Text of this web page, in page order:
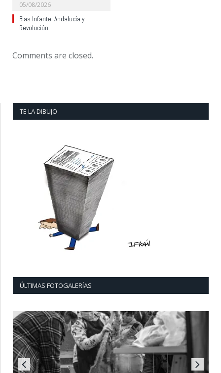
05/08/2026
Blas Infante: Andalucía y
Revolución.
Comments are closed.
TE LA DIBUJO
ÚLTIMAS FOTOGALERÍAS